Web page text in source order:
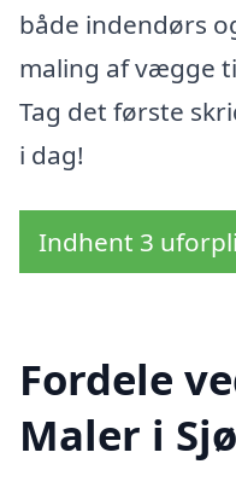
både indendørs
maling af vægge
Tag det første
i dag!
Indhent 3
Fordele
Maler i